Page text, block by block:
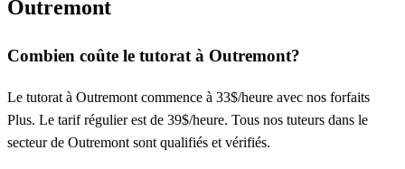
Outremont
Combien coûte le tutorat à Outremont?
Le tutorat à Outremont commence à 33$/heure avec nos forfaits
Plus. Le tarif régulier est de 39$/heure. Tous nos tuteurs dans le
secteur de Outremont sont qualifiés et vérifiés.